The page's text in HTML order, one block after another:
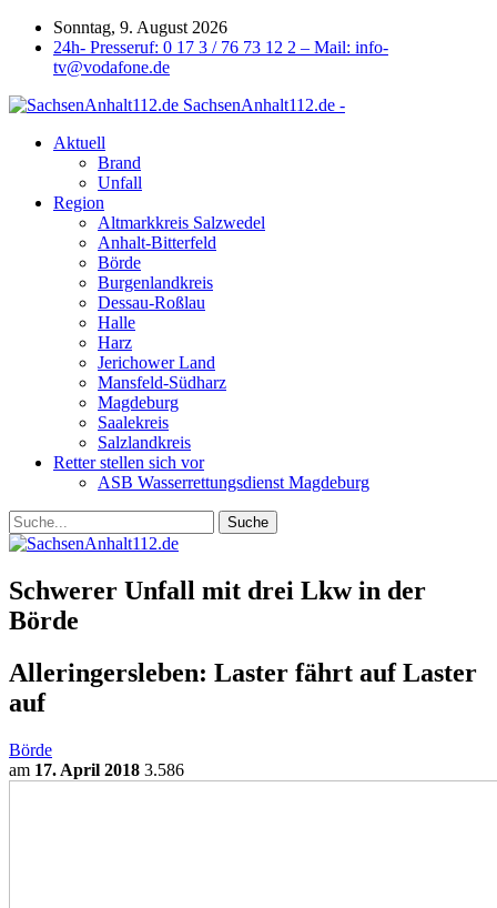
Sonntag, 9. August 2026
24h- Presseruf: 0 17 3 / 76 73 12 2 – Mail: info-
tv@vodafone.de
SachsenAnhalt112.de -
Aktuell
Brand
Unfall
Region
Altmarkkreis Salzwedel
Anhalt-Bitterfeld
Börde
Burgenlandkreis
Dessau-Roßlau
Halle
Harz
Jerichower Land
Mansfeld-Südharz
Magdeburg
Saalekreis
Salzlandkreis
Retter stellen sich vor
ASB Wasserrettungsdienst Magdeburg
Schwerer Unfall mit drei Lkw in der
Börde
Alleringersleben: Laster fährt auf Laster
auf
Börde
am 17. April 2018 3.586